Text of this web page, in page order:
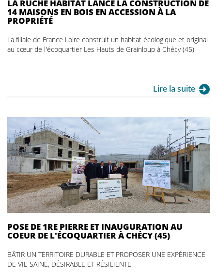
LA RUCHE HABITAT LANCE LA CONSTRUCTION DE
14 MAISONS EN BOIS EN ACCESSION À LA
PROPRIÉTÉ
La filiale de France Loire construit un habitat écologique et original
au cœur de l'écoquartier Les Hauts de Grainloup à Chécy (45)
Lire la suite
POSE DE 1RE PIERRE ET INAUGURATION AU
COEUR DE L'ÉCOQUARTIER À CHÉCY (45)
BÂTIR UN TERRITOIRE DURABLE ET PROPOSER UNE EXPÉRIENCE
DE VIE SAINE, DÉSIRABLE ET RÉSILIENTE